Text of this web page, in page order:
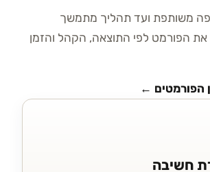
משותפת ועד תהליך מתמשך
את הפורמט לפי התוצאה, הקהל והזמן
הפורמטים ←
חשיבה